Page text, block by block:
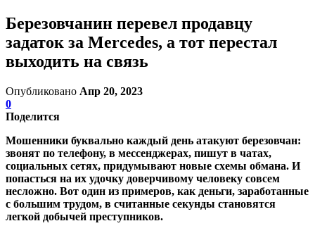
Березовчанин перевел продавцу
задаток за Mercedes, а тот перестал
выходить на связь
Опубликовано Апр 20, 2023
0
Поделится
Мошенники буквально каждый день атакуют березовчан:
звонят по телефону, в мессенджерах, пишут в чатах,
социальных сетях, придумывают новые схемы обмана. И
попасться на их удочку доверчивому человеку совсем
несложно. Вот один из примеров, как деньги, заработанные
с большим трудом, в считанные секунды становятся
легкой добычей преступников.